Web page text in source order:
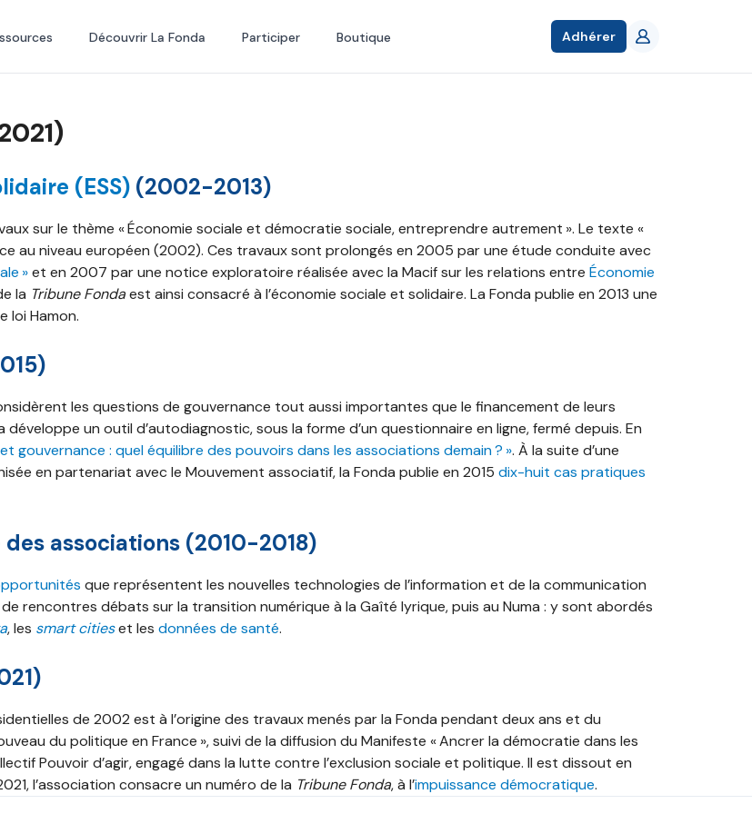
Découvrir La Fonda Participer Boutique Adhérer
(ESS) (2002-2013)
sur le thème « Économie sociale et démocratie sociale, entreprendre autrement ». Le texte «
au niveau européen (2002). Ces travaux sont prolongés en 2005 par une étude conduite avec
»et en 2007 par une notice exploratoire réalisée avec la Macif sur les relations entre Économie
la Tribune Fondaest ainsi consacré à l’économie sociale et solidaire. La Fonda publie en 2013 une
loi Hamon.
les questions de gouvernance tout aussi importantes que le financement de leurs
un outil d’autodiagnostic, sous la forme d’un questionnaire en ligne, fermé depuis. En
gouvernance : quel équilibre des pouvoirs dans les associations demain ? ». À la suite d’une
en partenariat avec le Mouvement associatif, la Fonda publie en 2015 dix-huit cas pratiques
des associations (2010-2018)
que représentent les nouvelles technologies de l’information et de la communication
rencontres débats sur la transition numérique à la Gaîté lyrique, puis au Numa : y sont abordés
, les smart citieset les données de santé.
de 2002 est à l’origine des travaux menés par la Fonda pendant deux ans et du
du politique en France », suivi de la diffusion du Manifeste « Ancrer la démocratie dans les
Pouvoir d’agir, engagé dans la lutte contre l’exclusion sociale et politique. Il est dissout en
l’association consacre un numéro de la Tribune Fonda, à l’impuissance démocratique.